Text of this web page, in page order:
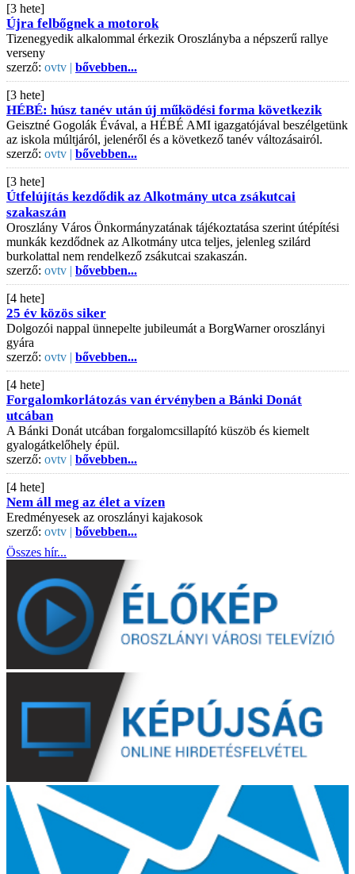
[3 hete]
Újra felbőgnek a motorok
Tizenegyedik alkalommal érkezik Oroszlányba a népszerű rallye
verseny
szerző: ovtv | bővebben...
[3 hete]
HÉBÉ: húsz tanév után új működési forma következik
Geisztné Gogolák Évával, a HÉBÉ AMI igazgatójával beszélgetünk
az iskola múltjáról, jelenéről és a következő tanév változásairól.
szerző: ovtv | bővebben...
[3 hete]
Útfelújítás kezdődik az Alkotmány utca zsákutcai
szakaszán
Oroszlány Város Önkormányzatának tájékoztatása szerint útépítési
munkák kezdődnek az Alkotmány utca teljes, jelenleg szilárd
burkolattal nem rendelkező zsákutcai szakaszán.
szerző: ovtv | bővebben...
[4 hete]
25 év közös siker
Dolgozói nappal ünnepelte jubileumát a BorgWarner oroszlányi
gyára
szerző: ovtv | bővebben...
[4 hete]
Forgalomkorlátozás van érvényben a Bánki Donát
utcában
A Bánki Donát utcában forgalomcsillapító küszöb és kiemelt
gyalogátkelőhely épül.
szerző: ovtv | bővebben...
[4 hete]
Nem áll meg az élet a vízen
Eredményesek az oroszlányi kajakosok
szerző: ovtv | bővebben...
Összes hír...